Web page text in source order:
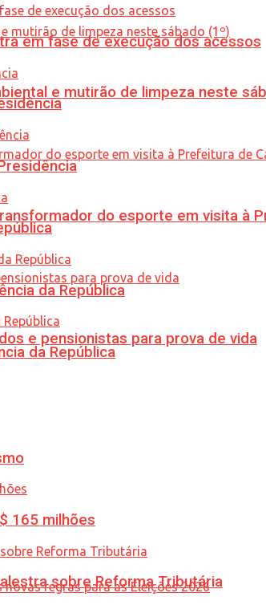
e mutirão de limpeza neste
do esporte em visita à
e pensionistas para prova de vida
em fase de execução dos acessos
da República
da República
165 milhões
sobre Reforma Tributária